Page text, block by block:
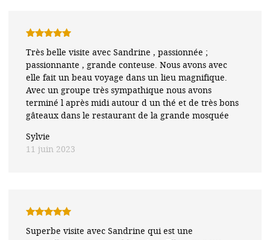
5
Sylvie
11 juin 2023
Très belle visite avec Sandrine , passionnée ;
passionnante , grande conteuse. Nous avons avec
elle fait un beau voyage dans un lieu magnifique.
Avec un groupe très sympathique nous avons
terminé l après midi autour d un thé et de très bons
gâteaux dans le restaurant de la grande mosquée
5
Superbe visite avec Sandrine qui est une